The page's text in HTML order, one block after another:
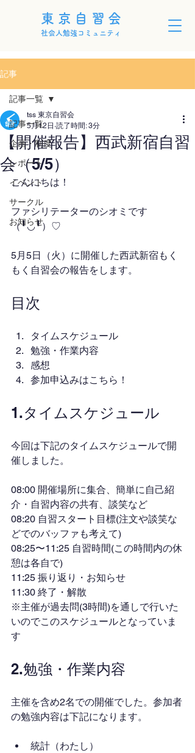
東京自習会
社会人勉強コミュニティ
記事
記事一覧
企画・制度
レポート
イベント
サークル
お知らせ
記事一覧
【開催報告】西武新宿自習
会（5/5）
tss 東京自習会
5月12日 読了時間: 3分
こんにちは！
ファシリテーターのシオミです
（╹◡╹）♡
5月5日（火）に開催した西武新宿もく
もく自習会の報告をします。
目次
タイムスケジュール
勉強・作業内容
感想
参加申込みはこちら！
1.タイムスケジュール
今回は下記のタイムスケジュールで開
催しました。
08:00 開催場所に集合、簡単に自己紹
介・自習内容の共有、談笑など
08:20 自習スタート目標(注文や談笑な
どでのバッファも考えて)
08:25〜11:25 自習時間(この時間内の休
憩は各自で)
11:25 振り返り・お知らせ
11:30 終了・解散
※主催が過去問(3時間)を通しで行いた
いのでこのスケジュールとなっていま
す
2.勉強・作業内容
主催を含め2名での開催でした。参加者
の勉強内容は下記になります。
統計（わたし）